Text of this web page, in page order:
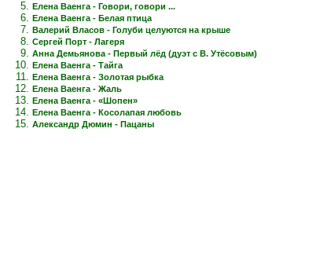
Елена Ваенга - Говори, говори ...
Елена Ваенга - Белая птица
Валерий Власов - Голуби целуются на крыше
Сергей Порт - Лагеря
Анна Демьянова - Первый лёд (дуэт с В. Утёсовым)
Елена Ваенга - Тайга
Елена Ваенга - Золотая рыбка
Елена Ваенга - Жаль
Елена Ваенга - «Шопен»
Елена Ваенга - Косолапая любовь
Александр Дюмин - Пацаны